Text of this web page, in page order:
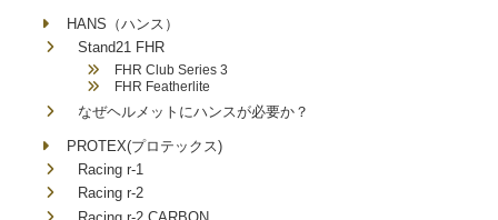
HANS（ハンス）
Stand21 FHR
FHR Club Series 3
FHR Featherlite
なぜヘルメットにハンスが必要か？
PROTEX(プロテックス)
Racing r-1
Racing r-2